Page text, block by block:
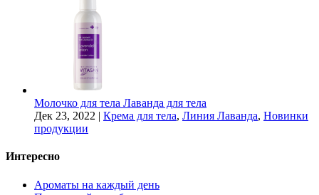
Молочко для тела Лаванда для тела
Дек 23, 2022 | Крема для тела, Линия Лаванда, Новинки
продукции
Интересно
Ароматы на каждый день